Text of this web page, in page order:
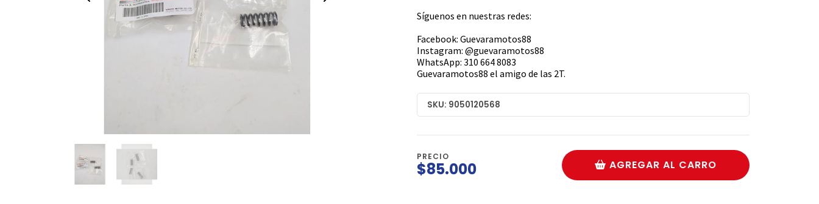
Síguenos en nuestras redes:
Facebook: Guevaramotos88
Instagram: @guevaramotos88
WhatsApp: 310 664 8083
Guevaramotos88 el amigo de las 2T.
SKU: 9050120568
PRECIO
$85.000 AGREGAR AL CARRO